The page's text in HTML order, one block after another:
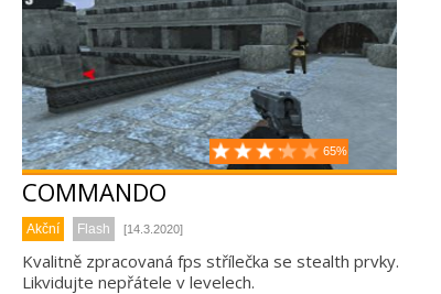
65%
COMMANDO
Akční Flash [14.3.2020]
Kvalitně zpracovaná fps střílečka se stealth prvky.
Likvidujte nepřátele v levelech.